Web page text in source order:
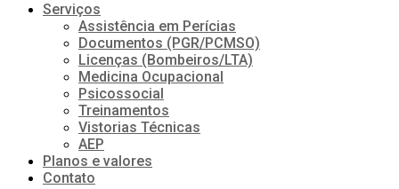
Serviços
Assistência em Perícias
Documentos (PGR/PCMSO)
Licenças (Bombeiros/LTA)
Medicina Ocupacional
Psicossocial
Treinamentos
Vistorias Técnicas
AEP
Planos e valores
Contato